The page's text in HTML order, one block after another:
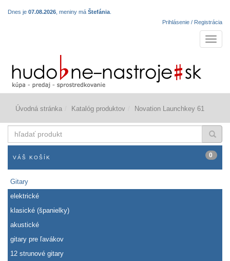
Dnes je 07.08.2026 , meniny má Štefánia
Prihlásenie / Registrácia
Úvodná stránka Katalóg produktov Novation Launchkey 61
produkt
VÁŠ KOŠÍK 0
Gitary
elektrické
klasické (španielky)
akustické
gitary pre ľavákov
12 strunové gitary